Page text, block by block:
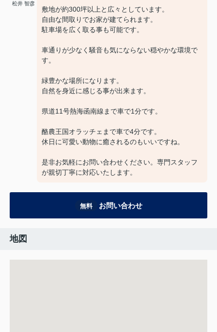
松井 智彦
敷地が約300坪以上と広々としています。
自由な間取りでお家が建てられます。
駐車場を広く取る事も可能です。
車通りが少なく騒音も気にならない穏やかな環境で
す。
緑豊かな場所になります。
自然を身近に感じる事が出来ます。
県道11号熱海函南線まで車で1分です。
酪農王国オラッチェまで車で4分です。
休日に可愛い動物に癒されるのもいいですね。
是非お気軽にお問い合わせください。専門スタッフ
が親切丁寧に対応いたします。
無料 お問い合わせ
地図